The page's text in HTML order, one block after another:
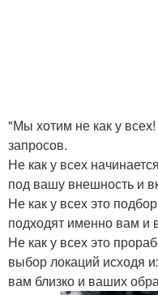
"Мы хотим не как у
запросов.
Не как у всех
под вашу внешность и
Не как у всех это
подходят именно вам
Не как у всех это
выбор локаций исходя
вам близко и ваших